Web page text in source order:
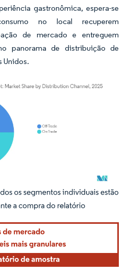
gastronômica, espera-se
no local recuperem
de mercado e entreguem
panorama de distribuição de
Unidos.
requer atribuição conforme CC BY 4.0.